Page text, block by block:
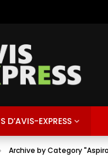
D’AVIS-EXPRESS
Archive by Category